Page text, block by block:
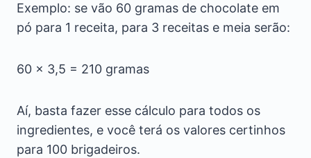
Exemplo: se vão 60 gramas de chocolate em
pó para 1 receita, para 3 receitas e meia serão:
60 x 3,5 = 210 gramas
Aí, basta fazer esse cálculo para todos os
ingredientes, e você terá os valores certinhos
para 100 brigadeiros.